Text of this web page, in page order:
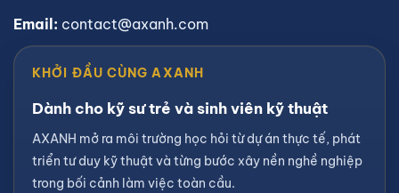
Email: contact@axanh.com
KHỞI ĐẦU CÙNG AXANH
Dành cho kỹ sư trẻ và sinh viên kỹ thuật
AXANH mở ra môi trường học hỏi từ dự án thực tế, phát
triển tư duy kỹ thuật và từng bước xây nền nghề nghiệp
trong bối cảnh làm việc toàn cầu.